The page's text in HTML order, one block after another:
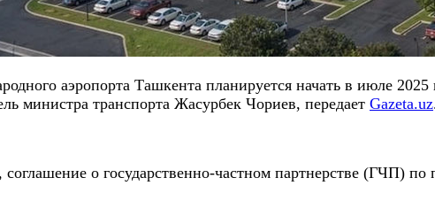
аэропорта Ташкента планируется начать в июле
министра транспорта Жасурбек Чориев, передает Gazeta.uz
о государственно-частном партнерстве (ГЧП)